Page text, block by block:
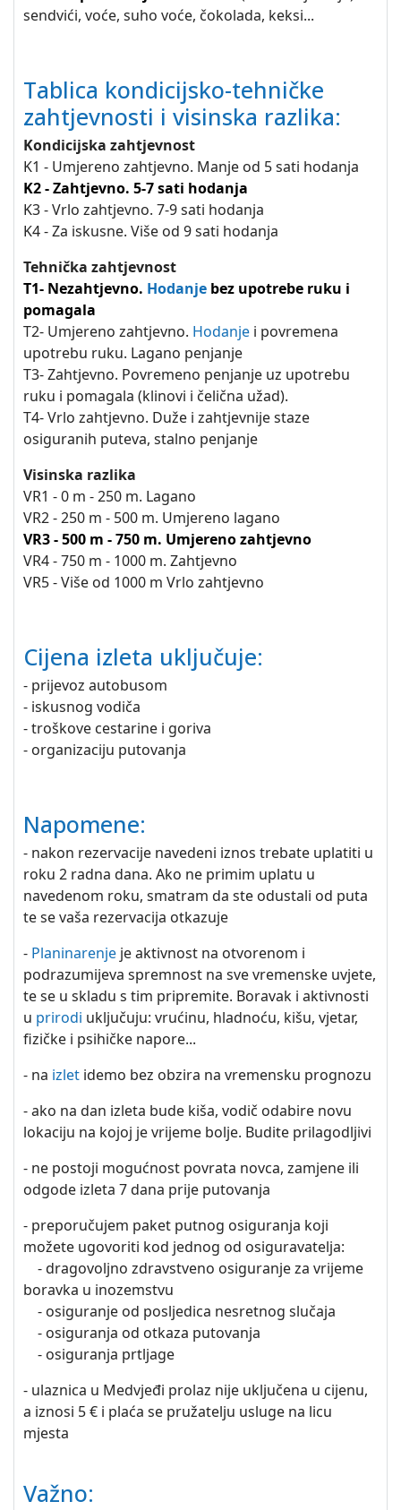
sendvići, voće, suho voće, čokolada, keksi...
Tablica kondicijsko-tehničke
zahtjevnosti i visinska razlika:
Kondicijska zahtjevnost
K1 - Umjereno zahtjevno. Manje od 5 sati hodanja
K2 - Zahtjevno. 5-7 sati hodanja
K3 - Vrlo zahtjevno. 7-9 sati hodanja
K4 - Za iskusne. Više od 9 sati hodanja
Tehnička zahtjevnost
T1- Nezahtjevno. Hodanje bez upotrebe ruku i
pomagala
T2- Umjereno zahtjevno. Hodanje i povremena
upotrebu ruku. Lagano penjanje
T3- Zahtjevno. Povremeno penjanje uz upotrebu
ruku i pomagala (klinovi i čelična užad).
T4- Vrlo zahtjevno. Duže i zahtjevnije staze
osiguranih puteva, stalno penjanje
Visinska razlika
VR1 - 0 m - 250 m. Lagano
VR2 - 250 m - 500 m. Umjereno lagano
VR3 - 500 m - 750 m. Umjereno zahtjevno
VR4 - 750 m - 1000 m. Zahtjevno
VR5 - Više od 1000 m Vrlo zahtjevno
Cijena izleta uključuje:
- prijevoz autobusom
- iskusnog vodiča
- troškove cestarine i goriva
- organizaciju putovanja
Napomene:
- nakon rezervacije navedeni iznos trebate uplatiti u
roku 2 radna dana. Ako ne primim uplatu u
navedenom roku, smatram da ste odustali od puta
te se vaša rezervacija otkazuje
- Planinarenje je aktivnost na otvorenom i
podrazumijeva spremnost na sve vremenske uvjete,
te se u skladu s tim pripremite. Boravak i aktivnosti
u prirodi uključuju: vrućinu, hladnoću, kišu, vjetar,
fizičke i psihičke napore...
- na izlet idemo bez obzira na vremensku prognozu
- ako na dan izleta bude kiša, vodič odabire novu
lokaciju na kojoj je vrijeme bolje. Budite prilagodljivi
- ne postoji mogućnost povrata novca, zamjene ili
odgode izleta 7 dana prije putovanja
- preporučujem paket putnog osiguranja koji
možete ugovoriti kod jednog od osiguravatelja:
- dragovoljno zdravstveno osiguranje za vrijeme
boravka u inozemstvu
- osiguranje od posljedica nesretnog slučaja
- osiguranja od otkaza putovanja
- osiguranja prtljage
- ulaznica u Medvjeđi prolaz nije uključena u cijenu,
a iznosi 5 € i plaća se pružatelju usluge na licu
mjesta
Važno: